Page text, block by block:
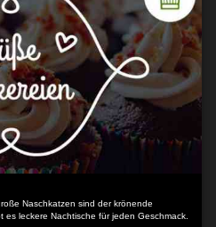
Naschkatzen sind der krönende
leckere Nachtische für jeden Geschmack.